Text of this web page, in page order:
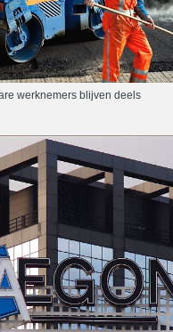
werknemers blijven deels